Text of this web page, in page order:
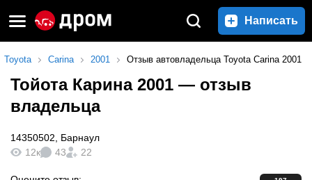
Написать
Toyota Carina 2001 Отзыв автовладельца Toyota Carina 2001
Тойота Карина 2001 — отзыв
владельца
14350502
Барнаул
12к
43 22